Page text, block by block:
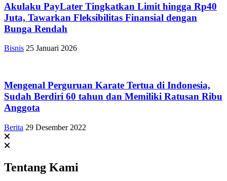
Akulaku PayLater Tingkatkan Limit hingga Rp40
Juta, Tawarkan Fleksibilitas Finansial dengan
Bunga Rendah
Bisnis 25 Januari 2026
Mengenal Perguruan Karate Tertua di Indonesia,
Sudah Berdiri 60 tahun dan Memiliki Ratusan Ribu
Anggota
Berita 29 Desember 2022
Tentang Kami